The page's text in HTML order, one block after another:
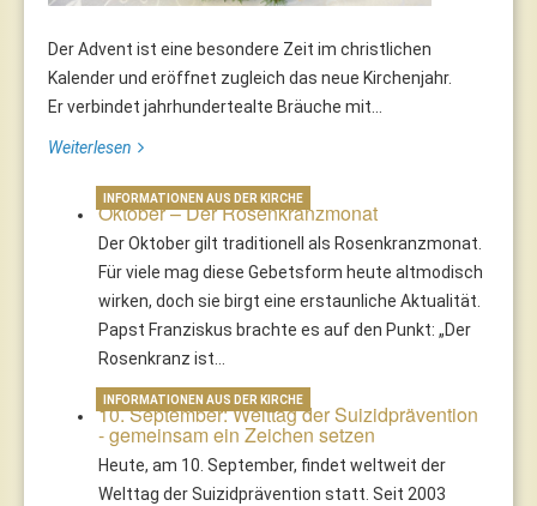
Der Advent ist eine besondere Zeit im christlichen
Kalender und eröffnet zugleich das neue Kirchenjahr.
Er verbindet jahrhundertealte Bräuche mit...
Weiterlesen
Oktober – Der Rosenkranzmonat
Der Oktober gilt traditionell als Rosenkranzmonat.
Für viele mag diese Gebetsform heute altmodisch
wirken, doch sie birgt eine erstaunliche Aktualität.
Papst Franziskus brachte es auf den Punkt: „Der
Rosenkranz ist…
INFORMATIONEN AUS DER KIRCHE
10. September: Welttag der Suizidprävention
- gemeinsam ein Zeichen setzen
Heute, am 10. September, findet weltweit der
Welttag der Suizidprävention statt. Seit 2003
INFORMATIONEN AUS DER KIRCHE